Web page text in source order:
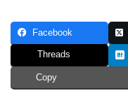
Facebook
Threads
Copy